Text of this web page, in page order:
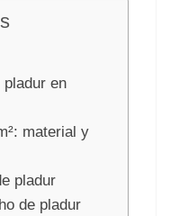
pladur en
material y
pladur
de pladur